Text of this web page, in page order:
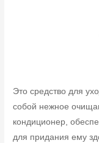
Это средство для
собой нежное
кондиционер,
для придания ему